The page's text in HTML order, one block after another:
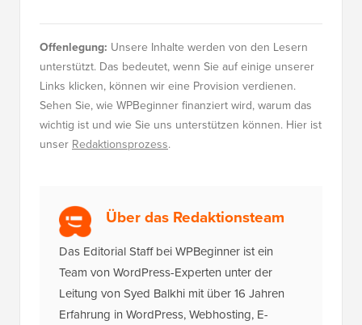
Offenlegung: Unsere Inhalte werden von den Lesern
unterstützt. Das bedeutet, wenn Sie auf einige unserer
Links klicken, können wir eine Provision verdienen.
Sehen Sie, wie WPBeginner finanziert wird, warum das
wichtig ist und wie Sie uns unterstützen können. Hier ist
unser Redaktionsprozess.
Über das Redaktionsteam
Das Editorial Staff bei WPBeginner ist ein
Team von WordPress-Experten unter der
Leitung von Syed Balkhi mit über 16 Jahren
Erfahrung in WordPress, Webhosting, E-